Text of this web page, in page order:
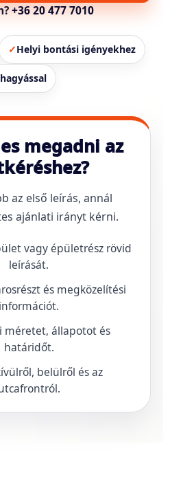
+36 20 477 7010
✓Helyi bontási igényekhez
megadni az
az első leírás, annál
ajánlati irányt kérni.
vagy épületrész rövid
leírását.
és megközelítési
információt.
méretet, állapotot és
határidőt.
belülről és az